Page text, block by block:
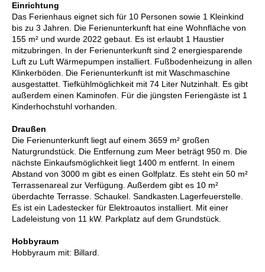
Einrichtung
Das Ferienhaus eignet sich für 10 Personen sowie 1 Kleinkind
bis zu 3 Jahren. Die Ferienunterkunft hat eine Wohnfläche von
155 m² und wurde 2022 gebaut. Es ist erlaubt 1 Haustier
mitzubringen. In der Ferienunterkunft sind 2 energiesparende
Luft zu Luft Wärmepumpen installiert. Fußbodenheizung in allen
Klinkerböden. Die Ferienunterkunft ist mit Waschmaschine
ausgestattet. Tiefkühlmöglichkeit mit 74 Liter Nutzinhalt. Es gibt
außerdem einen Kaminofen. Für die jüngsten Feriengäste ist 1
Kinderhochstuhl vorhanden.
Draußen
Die Ferienunterkunft liegt auf einem 3659 m² großen
Naturgrundstück. Die Entfernung zum Meer beträgt 950 m. Die
nächste Einkaufsmöglichkeit liegt 1400 m entfernt. In einem
Abstand von 3000 m gibt es einen Golfplatz. Es steht ein 50 m²
Terrassenareal zur Verfügung. Außerdem gibt es 10 m²
überdachte Terrasse. Schaukel. Sandkasten.Lagerfeuerstelle.
Es ist ein Ladestecker für Elektroautos installiert. Mit einer
Ladeleistung von 11 kW. Parkplatz auf dem Grundstück.
Hobbyraum
Hobbyraum mit: Billard.